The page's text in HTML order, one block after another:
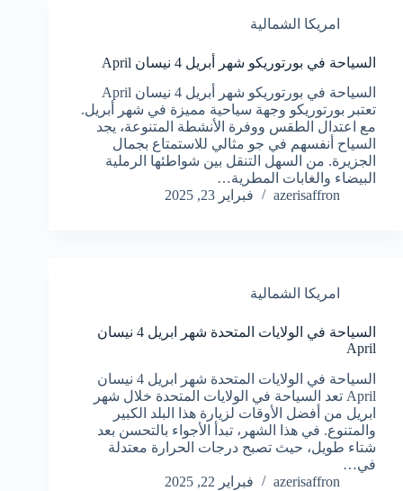
امريكا الشمالية
السياحة في بورتوريكو شهر أبريل 4 نيسان April
السياحة في بورتوريكو شهر أبريل 4 نيسان April
تعتبر بورتوريكو وجهة سياحية مميزة في شهر أبريل.
مع اعتدال الطقس ووفرة الأنشطة المتنوعة، يجد
السياح أنفسهم في جو مثالي للاستمتاع بجمال
الجزيرة. من السهل التنقل بين شواطئها الرملية
البيضاء والغابات المطرية…
azerisaffron
فبراير 23, 2025
امريكا الشمالية
السياحة في الولايات المتحدة شهر ابريل 4 نيسان
April
السياحة في الولايات المتحدة شهر ابريل 4 نيسان
April تعد السياحة في الولايات المتحدة خلال شهر
ابريل من أفضل الأوقات لزيارة هذا البلد الكبير
والمتنوع. في هذا الشهر، تبدأ الأجواء بالتحسن بعد
شتاء طويل، حيث تصبح درجات الحرارة معتدلة
في…
azerisaffron
فبراير 22, 2025